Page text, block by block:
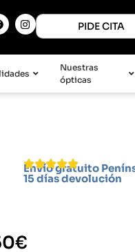
PIDE CITA
Nuestras
ópticas
Envío gratuito
15 días devolución
€